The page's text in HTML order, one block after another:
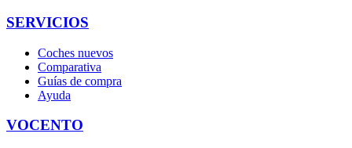
SERVICIOS
Coches nuevos
Comparativa
Guías de compra
Ayuda
VOCENTO